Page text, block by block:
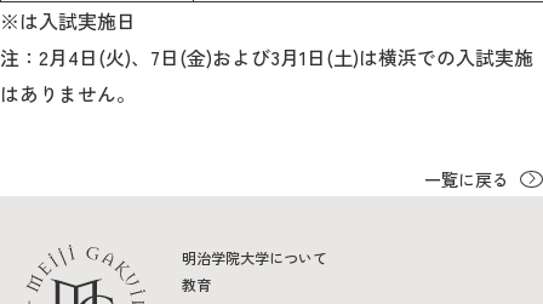
※は入試実施日
注：2月4日(火)、7日(金)および3月1日(土)は横浜での入試実施
はありません。
一覧に戻る
明治学院大学について
教育